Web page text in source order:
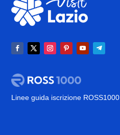
Linee guida iscrizione ROSS1000